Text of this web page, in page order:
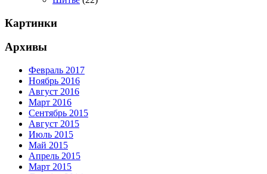
Картинки
Архивы
Февраль 2017
Ноябрь 2016
Август 2016
Март 2016
Сентябрь 2015
Август 2015
Июль 2015
Май 2015
Апрель 2015
Март 2015